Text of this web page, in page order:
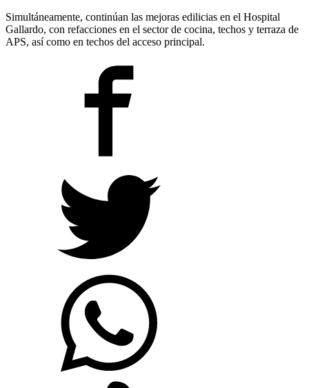
Simultáneamente, continúan las mejoras edilicias en el Hospital
Gallardo, con refacciones en el sector de cocina, techos y terraza de
APS, así como en techos del acceso principal.